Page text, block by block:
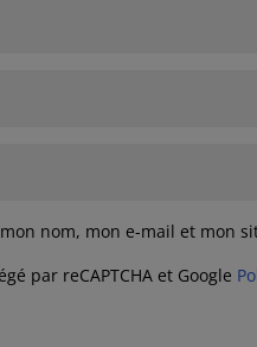
nom, mon e-mail et mon
par reCAPTCHA et Google